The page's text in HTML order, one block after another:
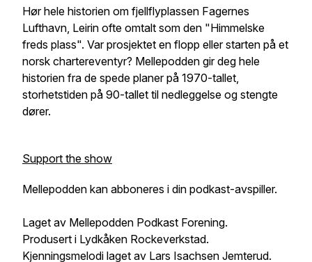
Hør hele historien om fjellflyplassen Fagernes
Lufthavn, Leirin ofte omtalt som den "Himmelske
freds plass". Var prosjektet en flopp eller starten på et
norsk chartereventyr? Mellepodden gir deg hele
historien fra de spede planer på 1970-tallet,
storhetstiden på 90-tallet til nedleggelse og stengte
dører.
Support the show
Mellepodden kan abboneres i din podkast-avspiller.
Laget av Mellepodden Podkast Forening.
Produsert i Lydkåken Rockeverkstad.
Kjenningsmelodi laget av Lars Isachsen Jemterud.